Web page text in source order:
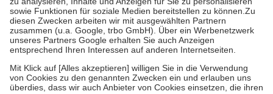
Bei Heilmitteln und häuslicher Krankenpflege beträgt die
Zuzahlung zehn Prozent der Kosten sowie zehn Euro je
Verordnung.
Um das Engagement der Versicherten für ihre eigene Gesundheit zu
stärken und die besondere Stellung der Familie zu unterstützen,
fallenkeine Zuzahlungenan bei:
• Kindern und Jugendlichen bis zum vollendeten 18. Lebensjahr